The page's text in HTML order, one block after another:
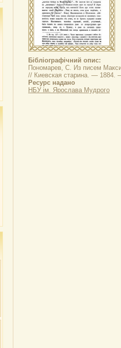
Бібліографічний опис:
Пономарев, С. Из писем
// Киевская старина. — 1884.
Ресурс надано
НБУ ім. Ярослава Мудрого